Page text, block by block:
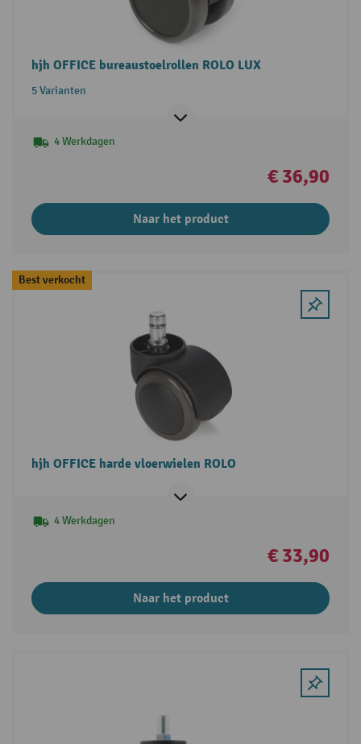
hjh OFFICE bureaustoelrollen ROLO LUX
5 Varianten
4 Werkdagen
€ 36,90
Naar het product
Best verkocht
hjh OFFICE harde vloerwielen ROLO
4 Werkdagen
€ 33,90
Naar het product